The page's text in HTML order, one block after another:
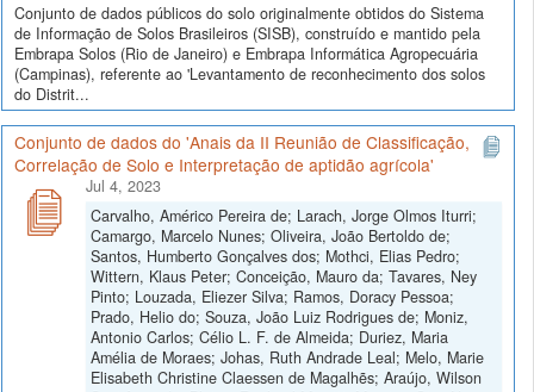
Conjunto de dados públicos do solo originalmente obtidos do Sistema
de Informação de Solos Brasileiros (SISB), construído e mantido pela
Embrapa Solos (Rio de Janeiro) e Embrapa Informática Agropecuária
(Campinas), referente ao 'Levantamento de reconhecimento dos solos
do Distrit...
Conjunto de dados do 'Anais da II Reunião de Classificação,
Correlação de Solo e Interpretação de aptidão agrícola'
Jul 4, 2023
Carvalho, Américo Pereira de; Larach, Jorge Olmos Iturri;
Camargo, Marcelo Nunes; Oliveira, João Bertoldo de;
Santos, Humberto Gonçalves dos; Mothci, Elias Pedro;
Wittern, Klaus Peter; Conceição, Mauro da; Tavares, Ney
Pinto; Louzada, Eliezer Silva; Ramos, Doracy Pessoa;
Prado, Helio do; Souza, João Luiz Rodrigues de; Moniz,
Antonio Carlos; Célio L. F. de Almeida; Duriez, Maria
Amélia de Moraes; Johas, Ruth Andrade Leal; Melo, Marie
Elisabeth Christine Claessen de Magalhẽs; Araújo, Wilson